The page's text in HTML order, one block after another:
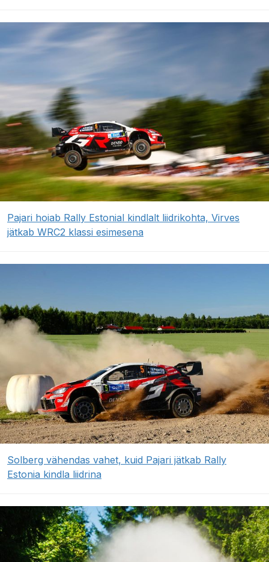
Pajari hoiab Rally Estonial kindlalt liidrikohta, Virves
jätkab WRC2 klassi esimesena
Solberg vähendas vahet, kuid Pajari jätkab Rally
Estonia kindla liidrina